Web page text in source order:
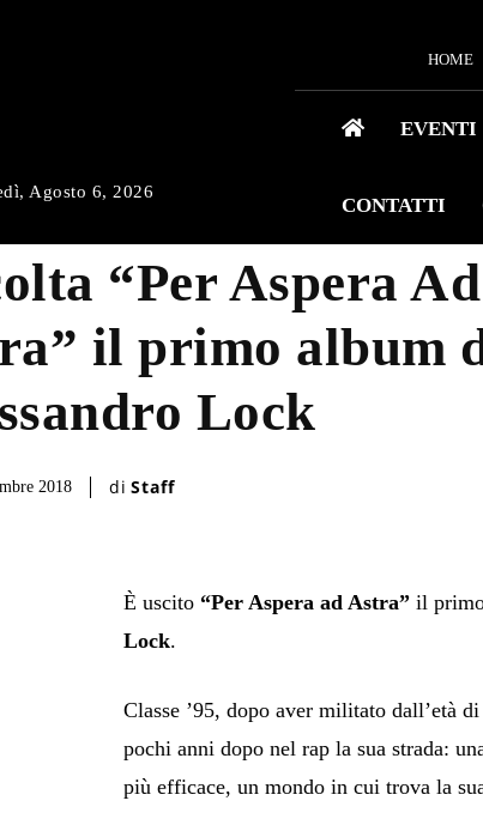
Agosto 6, 2026
HOME
EVENTI
CONTATTI
“Per Aspera Ad
il primo album
Lock
2018 di Staff
È uscito “Per Aspera ad Astra” il
Lock.
Classe ’95, dopo aver militato dall’età
pochi anni dopo nel rap la sua strada:
più efficace, un mondo in cui trova la